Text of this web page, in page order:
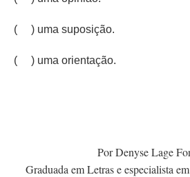
( ) uma suposição.
( ) uma orientação.
Por Denyse Lage
Graduada em Letras e especialista